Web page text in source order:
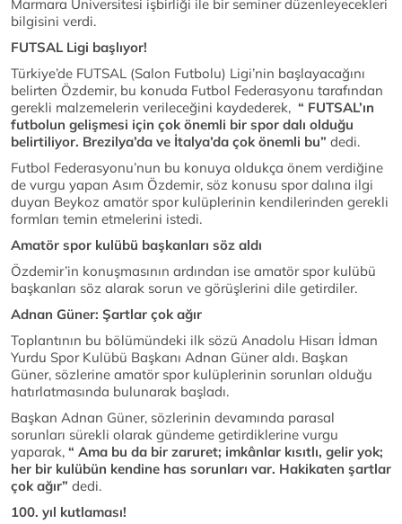
Marmara Üniversitesi işbirliği ile bir seminer düzenleyecekleri
bilgisini verdi.
FUTSAL Ligi başlıyor!
Türkiye’de FUTSAL (Salon Futbolu) Ligi’nin başlayacağını
belirten Özdemir, bu konuda Futbol Federasyonu tarafından
gerekli malzemelerin verileceğini kaydederek, “ FUTSAL’ın
futbolun gelişmesi için çok önemli bir spor dalı olduğu
belirtiliyor. Brezilya’da ve İtalya’da çok önemli bu” dedi.
Futbol Federasyonu’nun bu konuya oldukça önem verdiğine
de vurgu yapan Asım Özdemir, söz konusu spor dalına ilgi
duyan Beykoz amatör spor kulüplerinin kendilerinden gerekli
formları temin etmelerini istedi.
Amatör spor kulübü başkanları söz aldı
Özdemir’in konuşmasının ardından ise amatör spor kulübü
başkanları söz alarak sorun ve görüşlerini dile getirdiler.
Adnan Güner: Şartlar çok ağır
Toplantının bu bölümündeki ilk sözü Anadolu Hisarı İdman
Yurdu Spor Kulübü Başkanı Adnan Güner aldı. Başkan
Güner, sözlerine amatör spor kulüplerinin sorunları olduğu
hatırlatmasında bulunarak başladı.
Başkan Adnan Güner, sözlerinin devamında parasal
sorunları sürekli olarak gündeme getirdiklerine vurgu
yaparak, “ Ama bu da bir zaruret; imkânlar kısıtlı, gelir yok;
her bir kulübün kendine has sorunları var. Hakikaten şartlar
çok ağır” dedi.
100. yıl kutlaması!